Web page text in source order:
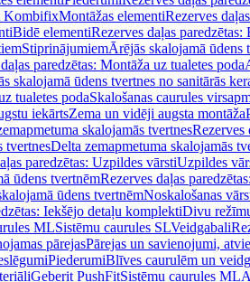
KombifixMontāžas elementiRezerves
Bidē elementiRezerves daļas paredzētas:
StiprinājumiemĀrējās skalojamā ūdens
paredzētas: Montāža uz tualetes poda
skalojamā ūdens tvertnes no sanitārās
tualetes podaSkalošanas caurules
iekārtsZema un vidēji augsta montāža
skalojamās tvertnesRezerves
tvertnesDelta zemapmetuma skalojamās
paredzētas: Uzpildes vārstiUzpildes
ūdens tvertnēmRezerves daļas
ūdens tvertnēmNoskalošanas
Iekšējo detaļu komplektiDivu
MLSistēmu caurules SLVeidgabali
pārejasPārejas un savienojumi,
PiederumiBlīves caurulēm un
Geberit PushFitSistēmu caurules ML